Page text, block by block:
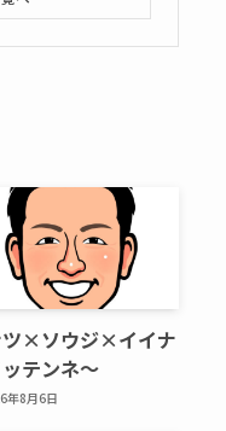
ツ×ソウジ×イイナ
テンネ～
年8月6日